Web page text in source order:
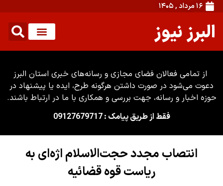
۱۶ مرداد , ۱۴۰۵
البرز نیوز
از تمامی فعالان فضای مجازی و رسانه‌های خبری استان البرز
دعوت می‌شود در صورت داشتن هرگونه طرح، ایده یا پیشنهاد در
حوزه اخبار و رسانه، جهت بررسی و همکاری با ما در ارتباط باشند.
فقط از طریق پیامک : 09127679717
انتصاب مجدد حجت‌الاسلام اژه‌ای به
ریاست قوه‌ قضائیه